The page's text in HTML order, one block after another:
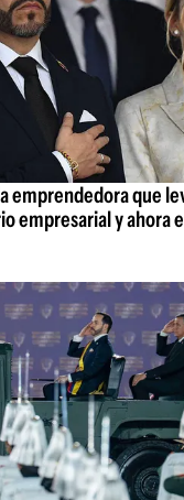
emprendedora que
empresarial y ahora